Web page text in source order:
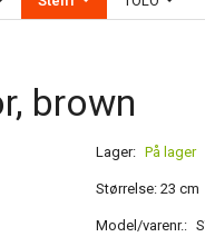
brown
Lager: På lager
Størrelse: 23 cm
Model/varenr.: